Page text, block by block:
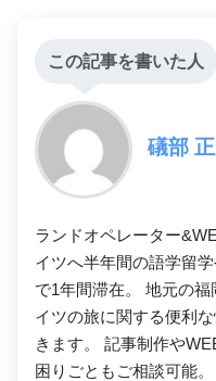
この記事を書いた人
礒部
ランドオペレーター
イツへ半年間の語学留
で1年間滞在。 地元の
イツの旅に関する便利
きます。 記事制作や
困りごともご相談可能。